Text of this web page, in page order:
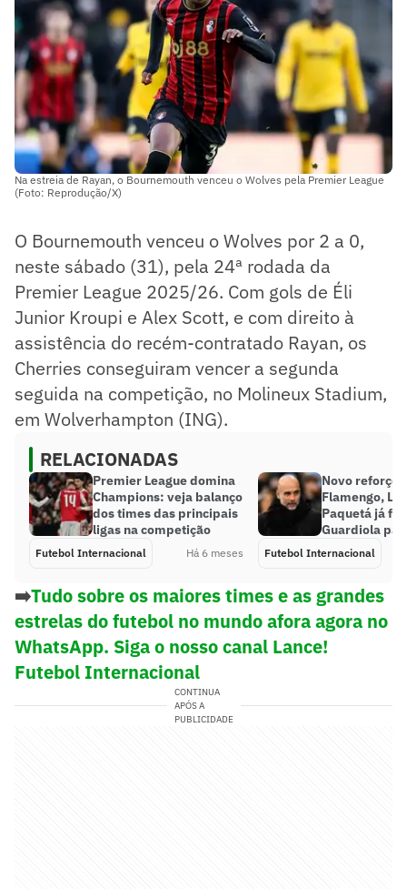
Na estreia de Rayan, o Bournemouth venceu o Wolves pela Premier League
(Foto: Reprodução/X)
O Bournemouth venceu o Wolves por 2 a 0,
neste sábado (31), pela 24ª rodada da
Premier League 2025/26. Com gols de Éli
Junior Kroupi e Alex Scott, e com direito à
assistência do recém-contratado Rayan, os
Cherries conseguiram vencer a segunda
seguida na competição, no Molineux Stadium,
em Wolverhampton (ING).
RELACIONADAS
Premier League domina
Champions: veja balanço
dos times das principais
ligas na competição
Futebol Internacional Há 6 meses
Novo reforço
Flamengo,
Paquetá já foi
Guardiola
Futebol Internacional
➡️Tudo sobre os maiores times e as grandes
estrelas do futebol no mundo afora agora no
WhatsApp. Siga o nosso canal Lance!
Futebol Internacional
CONTINUA
APÓS A
PUBLICIDADE